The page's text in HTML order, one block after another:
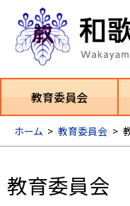
教育委員会
ホーム > 教育委員会 >
教育委員会